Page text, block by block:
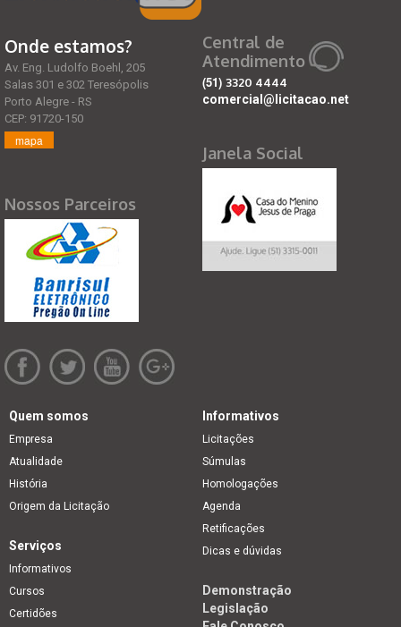
Onde estamos?
Av. Eng. Ludolfo Boehl, 205
Salas 301 e 302 Teresópolis
Porto Alegre - RS
CEP: 91720-150
mapa
Nossos Parceiros
Central de
Atendimento
(51) 3320 4444
comercial@licitacao.net
Janela Social
Quem somos
Empresa
Atualidade
História
Origem da Licitação
Informativos
Licitações
Súmulas
Homologações
Agenda
Retificações
Dicas e dúvidas
Serviços
Informativos
Cursos
Certidões
Demonstração
Legislação